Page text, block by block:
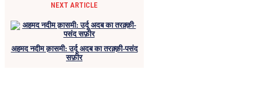
NEXT ARTICLE
अहमद नदीम क़ासमी: उर्दू अदब का तरक़्क़ी-पसंद
सफ़ीर